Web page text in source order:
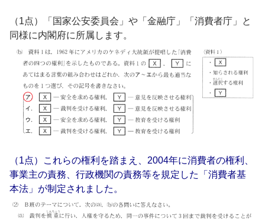
（1点）「国家公安委員会」や「金融庁」「消費者庁」と
同様に内閣府に所属します。
（1点）これらの権利を踏まえ、2004年に消費者の権利、
事業主の責務、行政機関の責務等を規定した「消費者基
本法」が制定されました。